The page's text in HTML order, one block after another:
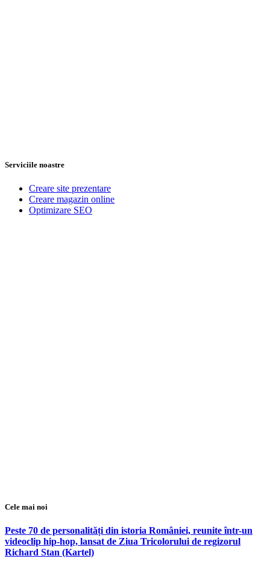
Serviciile noastre
Creare site prezentare
Creare magazin online
Optimizare SEO
Cele mai noi
Peste 70 de personalități din istoria României, reunite într-un
videoclip hip-hop, lansat de Ziua Tricolorului de regizorul
Richard Stan (Kartel)